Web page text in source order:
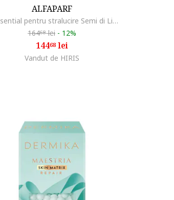
ALFAPARF
Ulei esential pentru stralucire Semi di Lino Sublime Essential Oil, 12X13 ml
16468lei - 12%
14468lei
Vandut de HIRIS